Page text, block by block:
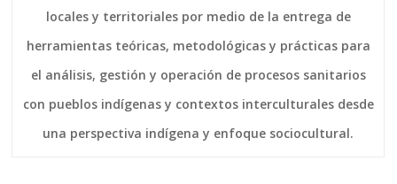
locales y territoriales por medio de la entrega de
herramientas teóricas, metodológicas y prácticas para
el análisis, gestión y operación de procesos sanitarios
con pueblos indígenas y contextos interculturales desde
una perspectiva indígena y enfoque sociocultural.